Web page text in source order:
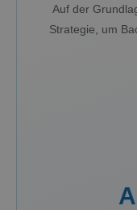
Auf der
Strategie, um